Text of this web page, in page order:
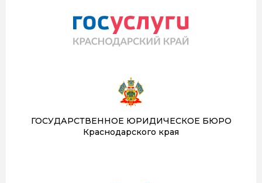
ГОСУДАРСТВЕННОЕ ЮРИДИЧЕСКОЕ БЮРО
Краснодарского края